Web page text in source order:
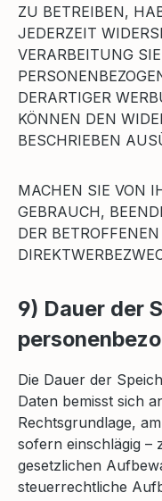
ZU BETREIBEN,
JEDERZEIT
VERARBEITUNG
DERARTIGER
KÖNNEN DEN
BESCHRIEBEN
MACHEN SIE VON
GEBRAUCH,
DER
9) Dauer der
Die Dauer der
Daten bemisst sich
Rechtsgrundlage,
sofern einschlägig –
gesetzlichen
steuerrechtliche